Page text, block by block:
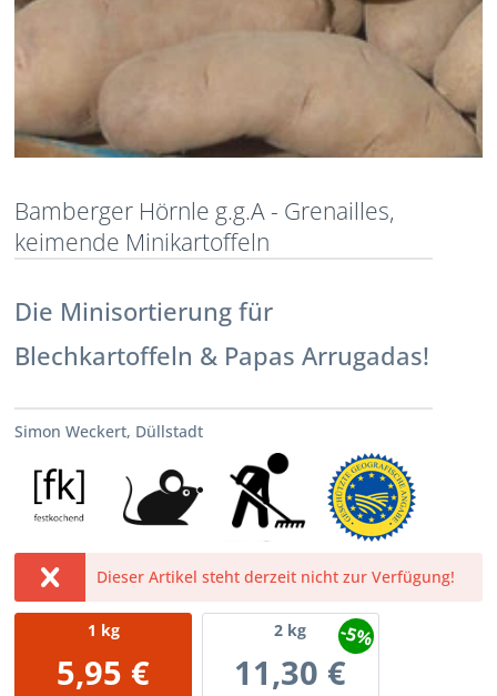
Bamberger Hörnle g.g.A - Grenailles,
keimende Minikartoffeln
Die Minisortierung für
Blechkartoffeln & Papas Arrugadas!
Simon Weckert, Düllstadt
Dieser Artikel steht derzeit nicht zur Verfügung!
1 kg
5,95 €
2 kg
11,30 €
-5%